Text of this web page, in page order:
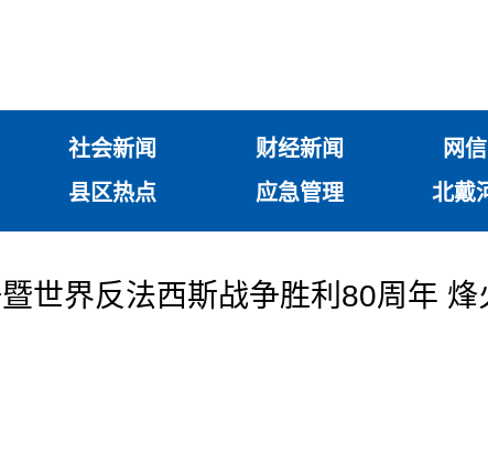
社会新闻 财经新闻 网
县区热点 应急管理 北戴
世界反法西斯战争胜利80周年